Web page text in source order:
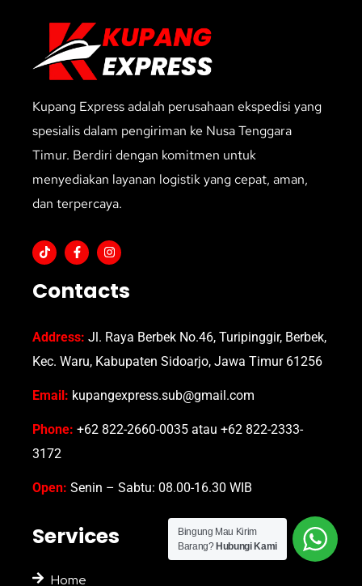
Kupang Express adalah perusahaan ekspedisi yang
spesialis dalam pengiriman ke Nusa Tenggara
Timur. Berdiri dengan komitmen untuk
menyediakan layanan logistik yang cepat, aman,
dan terpercaya.
Contacts
Address: Jl. Raya Berbek No.46, Turipinggir, Berbek,
Kec. Waru, Kabupaten Sidoarjo, Jawa Timur 61256
Email: kupangexpress.sub@gmail.com
Phone: +62 822-2660-0035 atau +62 822-2333-
3172
Open: Senin – Sabtu: 08.00-16.30 WIB
Services
Home
Bingung Mau Kirim
Barang? Hubungi Kami